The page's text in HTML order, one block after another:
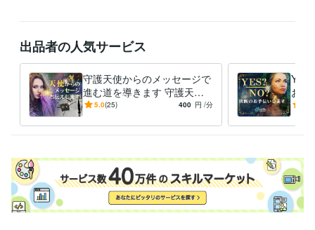
クリエイター / 動画クリエイター
ライフスタイル・その他 / 占い師
ライフスタイル・その他 / アドバイザー 経験年数 : 10年
ライフスタイル・その他 / 公務員 経験年数 : 20年
受賞歴
AbemaTV「ABEMA Prime　アベプラ」に出演
YouTube登録者数8,0
00人突破 スピリチュアリストによる不安ループをズバッと断ち切る
地悪いを快適にする方法 もういやだ！解消「グチリンピック」 障が
いをもつお子さんをもつ親さん、先生の助けて！助かります！
ココ
ナラ電話占い　「ダウジング」おすすめ・ランキング1位 ココナラ
「子育て・教育の相談」おすすめ・ランキング1位
子供も大人も自分
出品者の人気サービス
守護天使からのメッセージで
進む道を導きます 守護天使
からのメッセージであなたの
5.0(25) 400 円 /分
YES
お手
ュラ